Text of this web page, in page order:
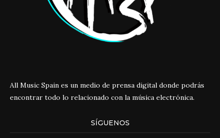
All Music Spain es un medio de prensa digital donde podrás
encontrar todo lo relacionado con la música electrónica.
SÍGUENOS